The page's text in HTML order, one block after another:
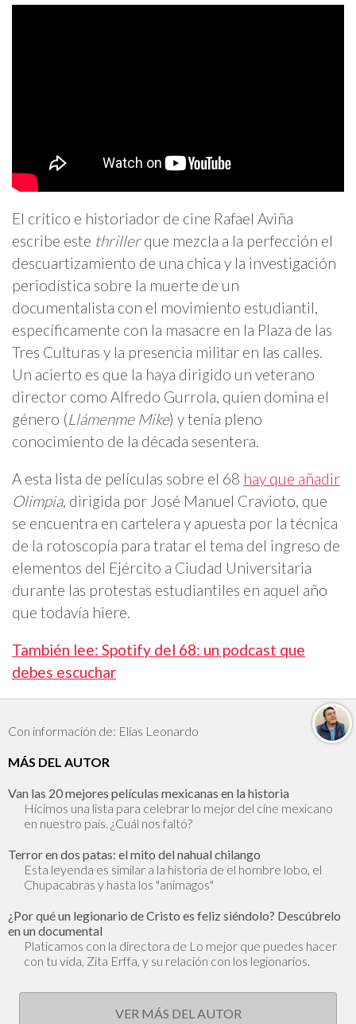
El crítico e historiador de cine Rafael Aviña
escribe este thrillerque mezcla a la perfección el
descuartizamiento de una chica y la investigación
periodística sobre la muerte de un
documentalista con el movimiento estudiantil,
específicamente con la masacre en la Plaza de las
Tres Culturas y la presencia militar en las calles.
Un acierto es que la haya dirigido un veterano
director como Alfredo Gurrola, quien domina el
género (Llámenme Mike) y tenía pleno
conocimiento de la década sesentera.
A esta lista de películas sobre el 68 hay que añadir
Olimpia, dirigida por José Manuel Cravioto, que
se encuentra en cartelera y apuesta por la técnica
de la rotoscopía para tratar el tema del ingreso de
elementos del Ejército a Ciudad Universitaria
durante las protestas estudiantiles en aquel año
que todavía hiere.
También lee: Spotify del 68: un podcast que
debes escuchar
Con información de: Elías Leonardo
MÁS DEL AUTOR
Van las 20 mejores películas mexicanas en la historia
Hicimos una lista para celebrar lo mejor del cine mexicano
en nuestro país. ¿Cuál nos faltó?
Terror en dos patas: el mito del nahual chilango
Esta leyenda es similar a la historia de el hombre lobo, el
Chupacabras y hasta los "animagos"
¿Por qué un legionario de Cristo es feliz siéndolo? Descúbrelo
en un documental
Platicamos con la directora de Lo mejor que puedes hacer
con tu vida, Zita Erffa, y su relación con los legionarios.
VER MÁS DEL AUTOR